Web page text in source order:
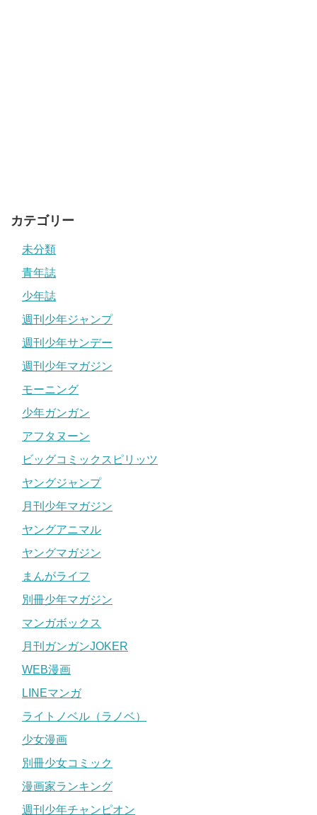
次作のACMA:GAMEでは、週刊少年マガジンでの連載とな
プライベートでも仲がいい姉弟であるとともに、時には姉
画家のライバルとしてもいs記しあってるようです。
関連記事
カテゴリー
未分類
青年誌
少年誌
週刊少年ジャンプ
週刊少年サンデー
週刊少年マガジン
モーニング
少年ガンガン
アフタヌーン
ビッグコミックスピリッツ
ヤングジャンプ
月刊少年マガジン
ヤングアニマル
ヤングマガジン
まんがライフ
別冊少年マガジン
マンガボックス
月刊ガンガンJOKER
WEB漫画
LINEマンガ
ライトノベル（ラノベ）
少女漫画
別冊少女コミック
漫画家ランキング
週刊少年チャンピオン